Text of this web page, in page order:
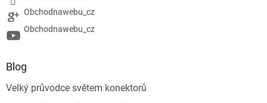
Obchodnawebu_cz
Obchodnawebu_cz
Blog
Velký průvodce světem konektorů